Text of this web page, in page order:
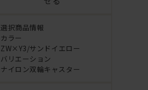
選択商品情報
カラー
ZW×Y3/サンドイエロー
バリエーション
ナイロン双輪キャスター